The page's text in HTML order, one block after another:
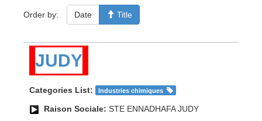
Order by: Date Title
JUDY
Categories List: Industries chimiques
Raison Sociale: STE ENNADHAFA JUDY